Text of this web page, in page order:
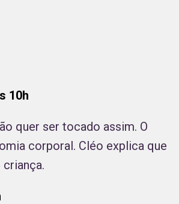
10h
quer ser tocado assim. O
corporal. Cléo explica que